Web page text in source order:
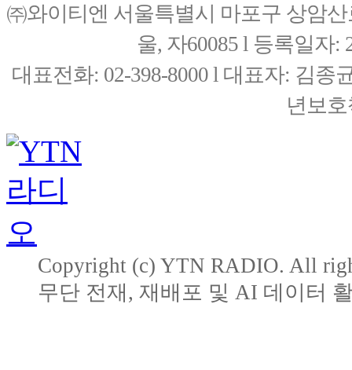
㈜와이티엔 서울특별시 마포구 상암
울, 자60085 l 등록일자:
대표전화: 02-398-8000 l 대표자: 김종
년보
Copyright (c) YTN RADIO. All
무단 전재, 재배포 및 AI 데이터